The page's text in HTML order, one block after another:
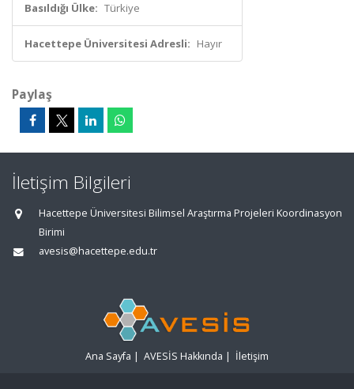
Basıldığı Ülke: Türkiye
Hacettepe Üniversitesi Adresli: Hayır
Paylaş
İletişim Bilgileri
Hacettepe Üniversitesi Bilimsel Araştırma Projeleri Koordinasyon
Birimi
avesis@hacettepe.edu.tr
Ana Sayfa | AVESİS Hakkında | İletişim